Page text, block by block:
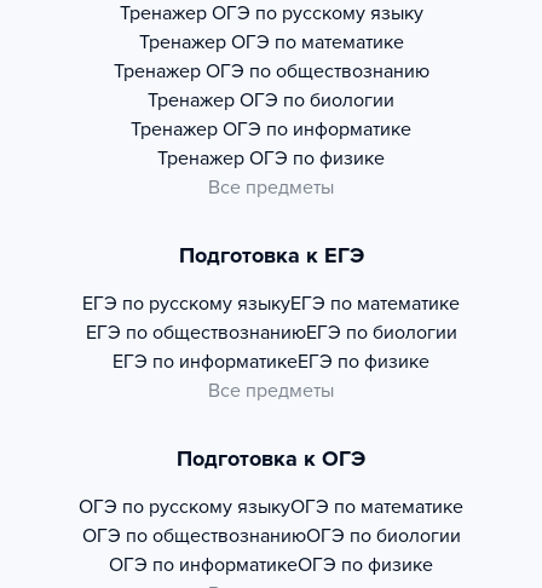
Тренажер ОГЭ по русскому языку
Тренажер ОГЭ по математике
Тренажер ОГЭ по обществознанию
Тренажер ОГЭ по биологии
Тренажер ОГЭ по информатике
Тренажер ОГЭ по физике
Все предметы
Подготовка к ЕГЭ
ЕГЭ по русскому языкуЕГЭ по математике
ЕГЭ по обществознаниюЕГЭ по биологии
ЕГЭ по информатикеЕГЭ по физике
Все предметы
Подготовка к ОГЭ
ОГЭ по русскому языкуОГЭ по математике
ОГЭ по обществознаниюОГЭ по биологии
ОГЭ по информатикеОГЭ по физике